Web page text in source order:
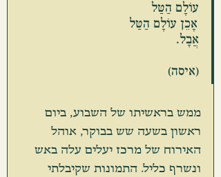
עוֹלָם הַטַּל
אָכֵן עוֹלָם הַטַּל
אֲבָל.
(איסה)
ממש בראשיתו של השבוע, ביום
ראשון בשעה שש בבוקר, אוהל
האירוח של מרכז יעלים עלה באש
ונשרף כליל. התמונות שקיבלתי